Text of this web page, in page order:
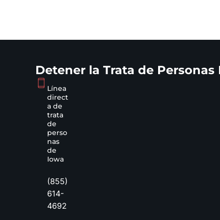
Detener la Trata de Personas
Línea
direct
a de
trata
de
perso
nas
de
Iowa
(855)
614-
4692